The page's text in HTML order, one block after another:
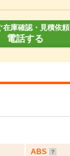
在庫確認・見積依頼
電話する
ABS